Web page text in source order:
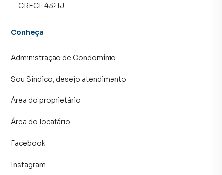
Maricá, especialmente em Araçatiba. Isso porque temos
campanhas específicas para Maricá, o que aumenta muito
imóvel mais rápido. Contamos também com um time de
programadores, corretores treinados e uma central de
atendimento preparada para atender proprietários e
inquilinos.
CRECI: 4321J
Conheça
Administração de Condomínio
Sou Síndico, desejo atendimento
Área do proprietário
Área do locatário
Facebook
Instagram